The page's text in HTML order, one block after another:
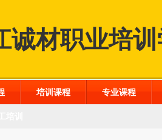
诚材职业培
培训课程 专业课程